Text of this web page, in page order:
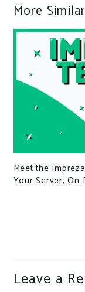
More
Meet the
Your Server, On
Leave a